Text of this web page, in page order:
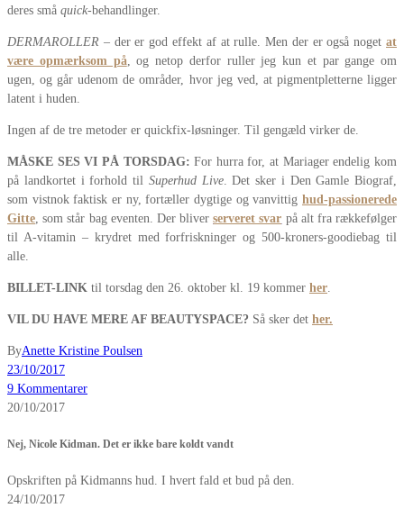
deres små quick-behandlinger.
DERMAROLLER – der er god effekt af at rulle. Men der er også noget at
være opmærksom på, og netop derfor ruller jeg kun et par gange om
ugen, og går udenom de områder, hvor jeg ved, at pigmentpletterne ligger
latent i huden.
Ingen af de tre metoder er quickfix-løsninger. Til gengæld virker de.
MÅSKE SES VI PÅ TORSDAG: For hurra for, at Mariager endelig kom
på landkortet i forhold til Superhud Live. Det sker i Den Gamle Biograf,
som vistnok faktisk er ny, fortæller dygtige og vanvittig hud-passionerede
Gitte, som står bag eventen. Der bliverserveret svar på alt fra rækkefølger
til A-vitamin – krydret med forfriskninger og 500-kroners-goodiebag til
alle.
BILLET-LINK til torsdag den 26. oktober kl. 19 kommer her.
VIL DU HAVE MERE AF BEAUTYSPACE? Så sker det her.
ByAnette Kristine Poulsen
23/10/2017
9 Kommentarer
20/10/2017
Nej, Nicole Kidman. Det er ikke bare koldt vandt
Opskriften på Kidmanns hud. I hvert fald et bud på den.
24/10/2017